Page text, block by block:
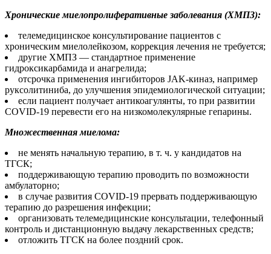
Хронические миелопролиферативные заболевания (ХМПЗ):
телемедицинское консультирование пациентов с
хроническим миелолейкозом, коррекция лечения не требуется;
другие ХМПЗ — стандартное применение
гидроксикарбамида и анагрелида;
отсрочка применения ингибиторов JAK-киназ, например
руксолитиниба, до улучшения эпидемиологической ситуации;
если пациент получает антикоагулянты, то при развитии
COVID-19 перевести его на низкомолекулярные гепарины.
Множественная миелома:
не менять начальную терапию, в т. ч. у кандидатов на
ТГСК;
поддерживающую терапию проводить по возможности
амбулаторно;
в случае развития COVID-19 прервать поддерживающую
терапию до разрешения инфекции;
организовать телемедицинские консультации, телефонный
контроль и дистанционную выдачу лекарственных средств;
отложить ТГСК на более поздний срок.